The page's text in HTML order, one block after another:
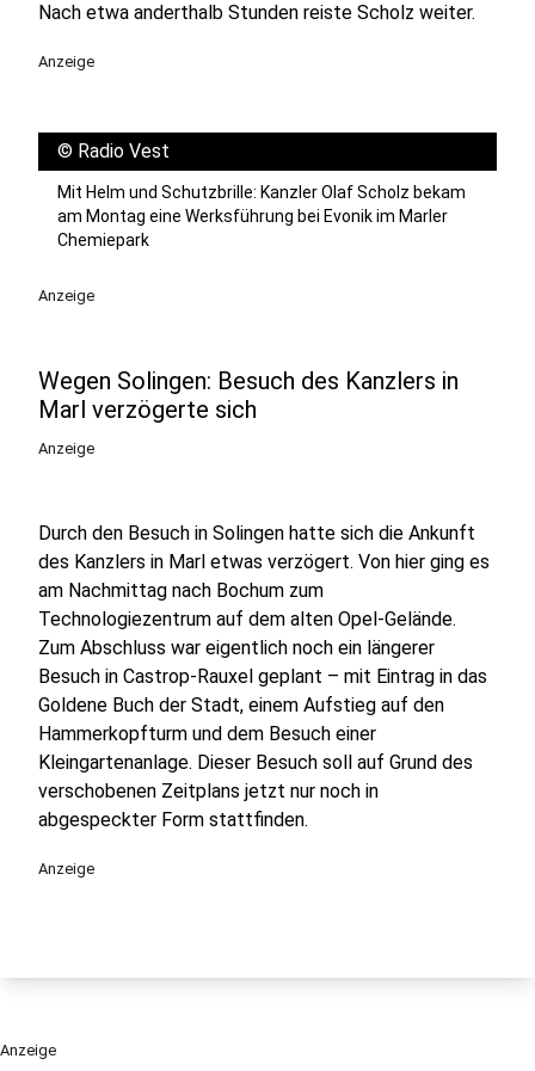
Nach etwa anderthalb Stunden reiste Scholz weiter.
Anzeige
© Radio Vest
Mit Helm und Schutzbrille: Kanzler Olaf Scholz bekam
am Montag eine Werksführung bei Evonik im Marler
Chemiepark
Anzeige
Wegen Solingen: Besuch des Kanzlers in
Marl verzögerte sich
Anzeige
Durch den Besuch in Solingen hatte sich die Ankunft
des Kanzlers in Marl etwas verzögert. Von hier ging es
am Nachmittag nach Bochum zum
Technologiezentrum auf dem alten Opel-Gelände.
Zum Abschluss war eigentlich noch ein längerer
Besuch in Castrop-Rauxel geplant – mit Eintrag in das
Goldene Buch der Stadt, einem Aufstieg auf den
Hammerkopfturm und dem Besuch einer
Kleingartenanlage. Dieser Besuch soll auf Grund des
verschobenen Zeitplans jetzt nur noch in
abgespeckter Form stattfinden.
Anzeige
Anzeige